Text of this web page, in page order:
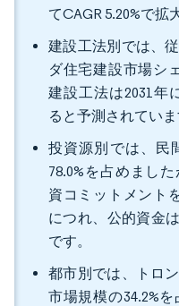
てCAGR 5.20%で拡
建設工法別では、
ダ住宅建設市場シ
建設工法は2031年
ると予測されていま
投資源別では、民
78.0%を占めまし
資コミットメント
につれ、公的資金
です。
都市別では、トロ
市場規模の34.2%